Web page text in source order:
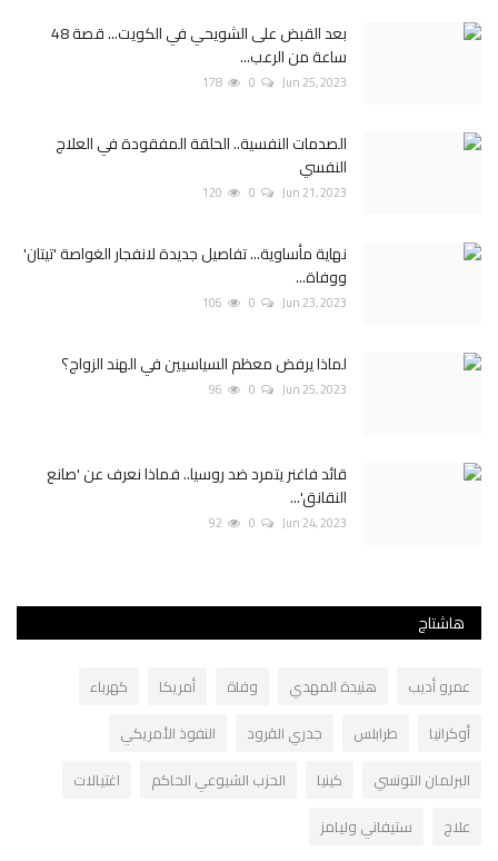
بعد القبض على الشويحي في الكويت... قصة 48
ساعة من الرعب...
Jun 25, 2023
0
178
الصدمات النفسية.. الحلقة المفقودة في العلاج
النفسي
Jun 21, 2023
0
120
نهاية مأساوية... تفاصيل جديدة لانفجار الغواصة 'تيتان'
ووفاة...
Jun 23, 2023
0
106
لماذا يرفض معظم السياسيين في الهند الزواج؟
Jun 25, 2023
0
96
قائد فاغنر يتمرد ضد روسيا.. فماذا نعرف عن 'صانع
النقانق'...
Jun 24, 2023
0
92
هاشتاج
عمرو أديب هنيدة المهدي وفاة أمريكا
كهرباء
أوكرانيا
طرابلس جدري القرود
النفوذ الأمريكي
البرلمان التونسي
كينيا الحزب الشيوعي الحاكم
اغتيالات
علاج
ستيفاني وليامز